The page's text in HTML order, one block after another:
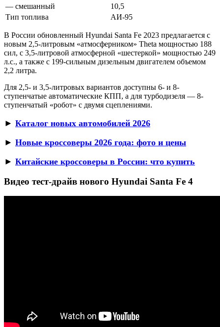
— смешанный
10,5
Тип топлива
АИ-95
В России обновленный Hyundai Santa Fe 2023 предлагается с
новым 2,5-литровым «атмосферником» Theta мощностью 188
сил, с 3,5-литровой атмосферной «шестеркой» мощностью 249
л.с., а также с 199-сильным дизельным двигателем объемом
2,2 литра.
Для 2,5- и 3,5-литровых вариантов доступны 6- и 8-
ступенчатые автоматические КПП, а для турбодизеля — 8-
ступенчатый «робот» с двумя сцеплениями.
► Каталог новых автомобилей 2026
► Новые кроссоверы 2026 года: фото и цены
► Китайские кроссоверы в России: что купить
Видео тест-драйв нового Hyundai Santa Fe 4